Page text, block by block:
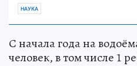
НАУКА
С начала года на
человек, в том числе 1